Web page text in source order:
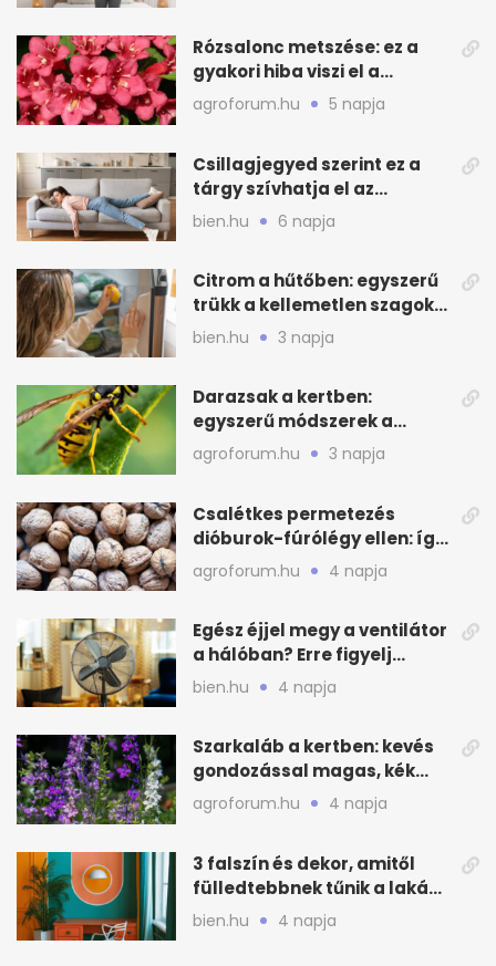
Rózsalonc metszése: ez a
gyakori hiba viszi el a
virágzást
agroforum.hu 5 napja
Csillagjegyed szerint ez a
tárgy szívhatja el az
otthonod energiáját
bien.hu 6 napja
Citrom a hűtőben: egyszerű
trükk a kellemetlen szagok
ellen
bien.hu 3 napja
Darazsak a kertben:
egyszerű módszerek a
távoltartásukra nyáron
agroforum.hu 3 napja
Csalétkes permetezés
dióburok-fúrólégy ellen: így
csináld a kertben
agroforum.hu 4 napja
Egész éjjel megy a ventilátor
a hálóban? Erre figyelj
alvásnál nyáron
bien.hu 4 napja
Szarkaláb a kertben: kevés
gondozással magas, kék
virágfalat ad
agroforum.hu 4 napja
3 falszín és dekor, amitől
fülledtebbnek tűnik a lakás
nyáron
bien.hu 4 napja